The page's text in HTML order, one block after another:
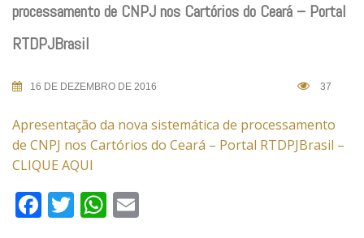
processamento de CNPJ nos Cartórios do Ceará – Portal
RTDPJBrasil
16 DE DEZEMBRO DE 2016 37
Apresentação da nova sistemática de processamento
de CNPJ nos Cartórios do Ceará – Portal RTDPJBrasil –
CLIQUE AQUI
Facebook
TwitterWhatsApp